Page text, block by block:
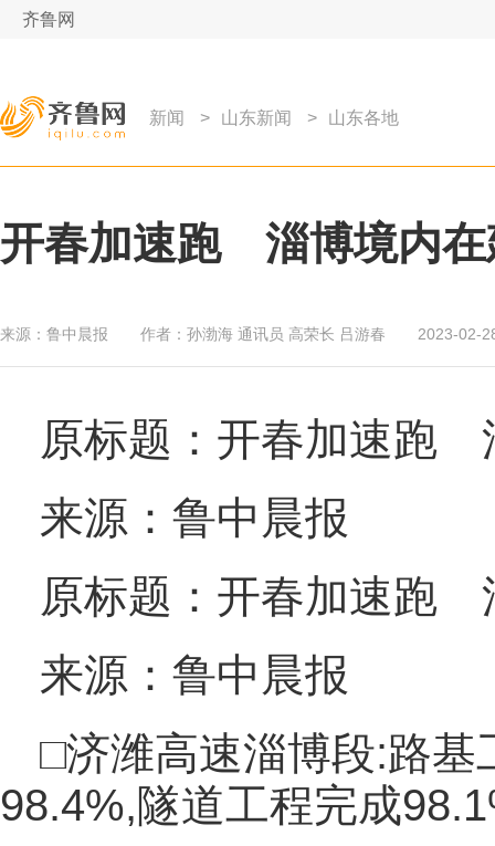
齐鲁网
新闻 > 山东新闻 > 山东各地
开春加速跑 淄博境内在
来源： 鲁中晨报 作者： 孙渤海 通讯员 高荣长 吕游春 2023-02-
原标题：开春加速跑
来源：鲁中晨报
原标题：开春加速跑
来源：鲁中晨报
□济潍高速淄博段:路基
98.4%,隧道工程完成